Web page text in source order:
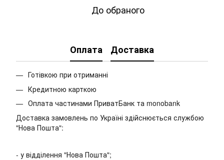
До обраного
Оплата Доставка
Готівкою при отриманні
Кредитною карткою
Оплата частинами ПриватБанк та monobank
Доставка замовлень по Україні здійснюється службою
"Нова Пошта":
- у відділення "Нова Пошта";